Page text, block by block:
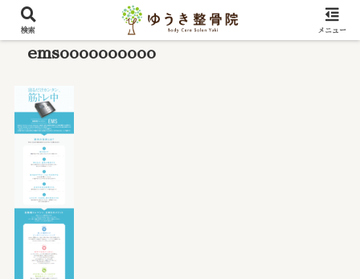
emsoooooooooo
検索 メニュー